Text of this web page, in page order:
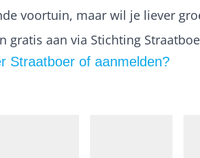
voortuin, maar wil je liever
gratis aan via Stichting
Straatboer of aanmelden?